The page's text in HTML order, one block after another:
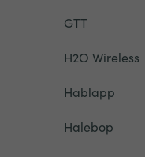
GTT
H2O Wireless
Hablapp
Halebop